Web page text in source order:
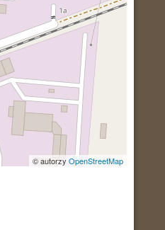
© autorzy OpenStreetMap